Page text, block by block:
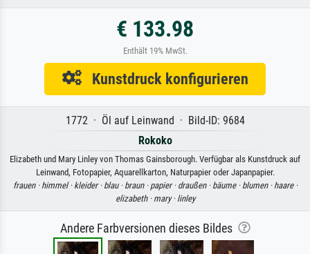
€ 133.98
Enthält 19% MwSt.
Kunstdruck konfigurieren
1772 · Öl auf Leinwand · Bild-ID: 9684
Rokoko
Elizabeth und Mary Linley von Thomas Gainsborough. Verfügbar als Kunstdruck auf
Leinwand, Fotopapier, Aquarellkarton, Naturpapier oder Japanpapier.
frauen · himmel · kleider · blau · braun · papier · draußen · bäume · blumen · haare ·
elizabeth · mary · linley
Andere Farbversionen dieses Bildes